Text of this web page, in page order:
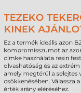
TEZEKO
KINEK
Ez a termék ideális azon
kompromisszumot az
címke használata resin
olvashatóság és az
amely megtérül a selejtes
csökkenésében. Válassza
érték arány eléréséhez.